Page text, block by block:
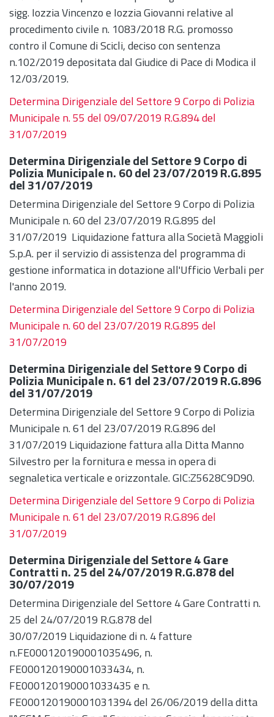
sigg. Iozzia Vincenzo e Iozzia Giovanni relative al
procedimento civile n. 1083/2018 R.G. promosso
contro il Comune di Scicli, deciso con sentenza
n.102/2019 depositata dal Giudice di Pace di Modica il
12/03/2019.
Determina Dirigenziale del Settore 9 Corpo di Polizia
Municipale n. 55 del 09/07/2019 R.G.894 del
31/07/2019
Determina Dirigenziale del Settore 9 Corpo di
Polizia Municipale n. 60 del 23/07/2019 R.G.895
del 31/07/2019
Determina Dirigenziale del Settore 9 Corpo di Polizia
Municipale n. 60 del 23/07/2019 R.G.895 del
31/07/2019 Liquidazione fattura alla Società Maggioli
S.p.A. per il servizio di assistenza del programma di
gestione informatica in dotazione all'Ufficio Verbali per
l'anno 2019.
Determina Dirigenziale del Settore 9 Corpo di Polizia
Municipale n. 60 del 23/07/2019 R.G.895 del
31/07/2019
Determina Dirigenziale del Settore 9 Corpo di
Polizia Municipale n. 61 del 23/07/2019 R.G.896
del 31/07/2019
Determina Dirigenziale del Settore 9 Corpo di Polizia
Municipale n. 61 del 23/07/2019 R.G.896 del
31/07/2019 Liquidazione fattura alla Ditta Manno
Silvestro per la fornitura e messa in opera di
segnaletica verticale e orizzontale. GIC:Z5628C9D90.
Determina Dirigenziale del Settore 9 Corpo di Polizia
Municipale n. 61 del 23/07/2019 R.G.896 del
31/07/2019
Determina Dirigenziale del Settore 4 Gare
Contratti n. 25 del 24/07/2019 R.G.878 del
30/07/2019
Determina Dirigenziale del Settore 4 Gare Contratti n.
25 del 24/07/2019 R.G.878 del
30/07/2019 Liquidazione di n. 4 fatture
n.FE000120190001035496, n.
FE000120190001033434, n.
FE000120190001033435 e n.
FE000120190001031394 del 26/06/2019 della ditta